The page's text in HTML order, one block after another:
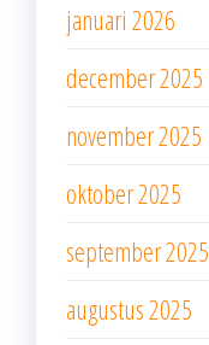
januari 2026
december 2025
november 2025
oktober 2025
september 2025
augustus 2025